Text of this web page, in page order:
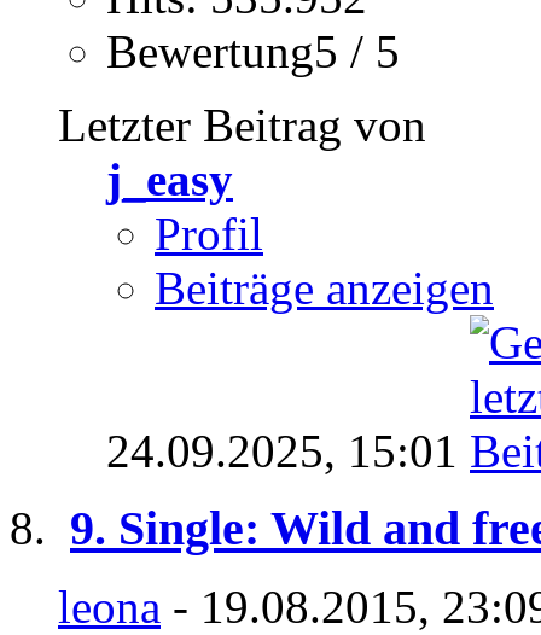
Bewertung5 / 5
Letzter Beitrag von
j_easy
Profil
Beiträge anzeigen
24.09.2025, 15:01
9. Single: Wild and
leona - 19.08.2015,